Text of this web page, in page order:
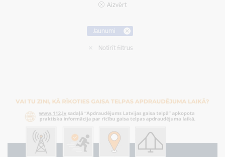
Aizvērt
Jaunumi
Notīrīt filtrus